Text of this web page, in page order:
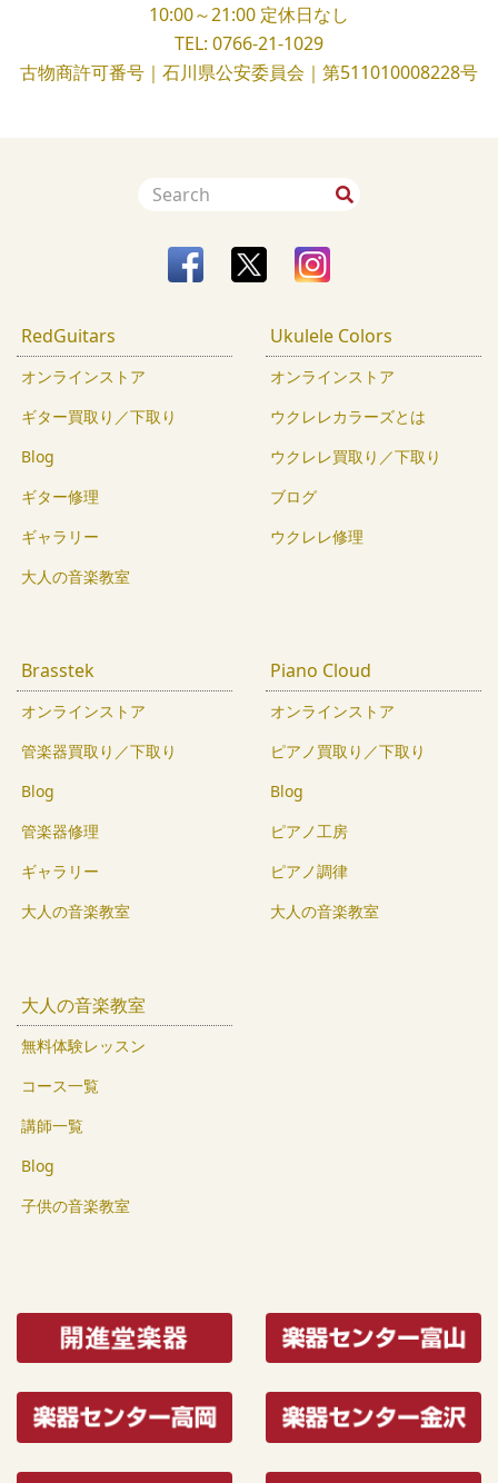
10:00～21:00 定休日なし
TEL: 0766-21-1029
古物商許可番号｜石川県公安委員会｜第511010008228号
RedGuitars
オンラインストア
ギター買取り／下取り
Blog
ギター修理
ギャラリー
大人の音楽教室
Ukulele Colors
オンラインストア
ウクレレカラーズとは
ウクレレ買取り／下取り
ブログ
ウクレレ修理
Brasstek
オンラインストア
管楽器買取り／下取り
Blog
管楽器修理
ギャラリー
大人の音楽教室
Piano Cloud
オンラインストア
ピアノ買取り／下取り
Blog
ピアノ工房
ピアノ調律
大人の音楽教室
大人の音楽教室
無料体験レッスン
コース一覧
講師一覧
Blog
子供の音楽教室